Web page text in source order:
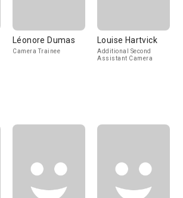
Léonore Dumas
Camera Trainee
Louise Hartvick
Additional Second
Assistant Camera